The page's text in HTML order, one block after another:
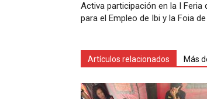
Activa participación en la I Feria
para el Empleo de Ibi y la Foia
Artículos relacionados Más